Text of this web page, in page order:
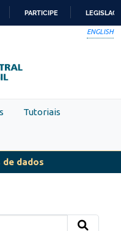
PARTICIPE
ENGLISH
Tutoriais
dados